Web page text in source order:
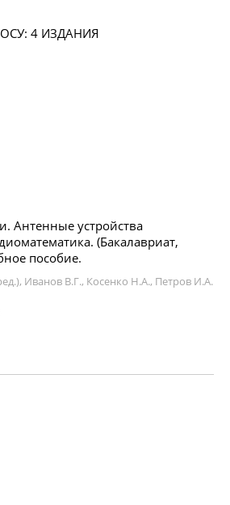
4 ИЗДАНИЯ
Антенные устройства
(Бакалавриат,
пособие.
Иванов В.Г., Косенко Н.А., Петров И.А.